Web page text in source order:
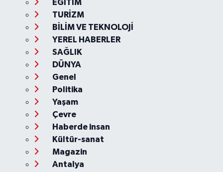
EĞİTİM
TURİZM
BİLİM VE TEKNOLOJİ
YEREL HABERLER
SAĞLIK
DÜNYA
Genel
Politika
Yaşam
Çevre
Haberde insan
Kültür-sanat
Magazin
Antalya